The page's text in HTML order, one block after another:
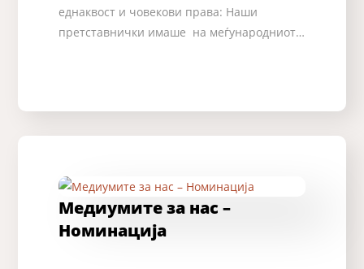
еднаквост и човекови права: Наши
претставнички имаше на меѓународниот…
Медиумите за нас –
Номинација